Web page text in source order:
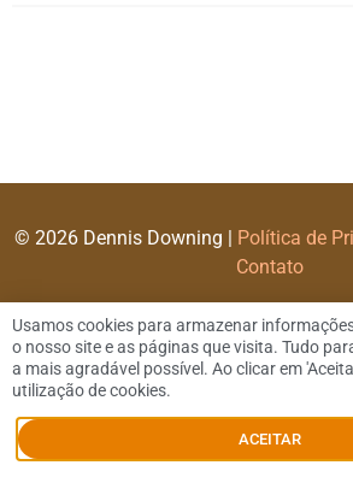
© 2026 Dennis Downing | Política de
Contato
Usamos cookies para armazenar
o nosso site e as páginas que visita. Tudo
a mais agradável possível. Ao clicar em
utilização de cookies.
ACEITAR